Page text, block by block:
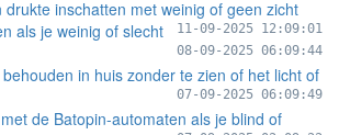
drukte inschatten met weinig of geen zicht
11-09-2025 12:09:01
als je weinig of slecht
08-09-2025 06:09:44
in huis zonder te zien of het licht of
07-09-2025 06:09:49
de Batopin-automaten als je blind of